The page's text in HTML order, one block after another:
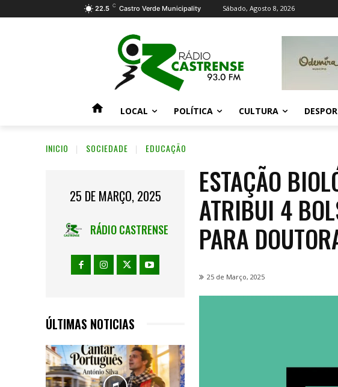
22.5 C Castro Verde Municipality Sábado, Agosto 8, 2026
LOCAL POLÍTICA CULTURA
INICIO SOCIEDADE EDUCAÇÃO
25 DE MARÇO, 2025
RÁDIO CASTRENSE
ÚLTIMAS NOTICIAS
ESTAÇÃO
ATRIBUI 4
PARA
25 de Março, 2025